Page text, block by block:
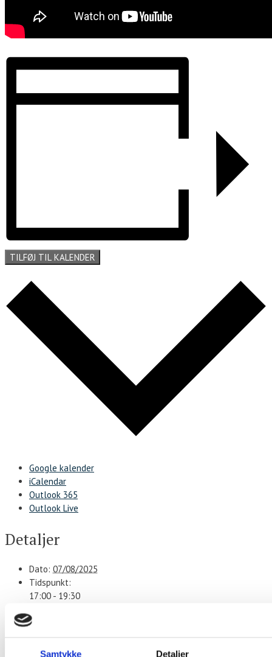
Samtykke Detaljer
TILFØJ TIL KALENDER
Google kalender
iCalendar
Outlook 365
Outlook Live
Detaljer
Dato: 07/08/2025
Tidspunkt:
17:00 - 19:30